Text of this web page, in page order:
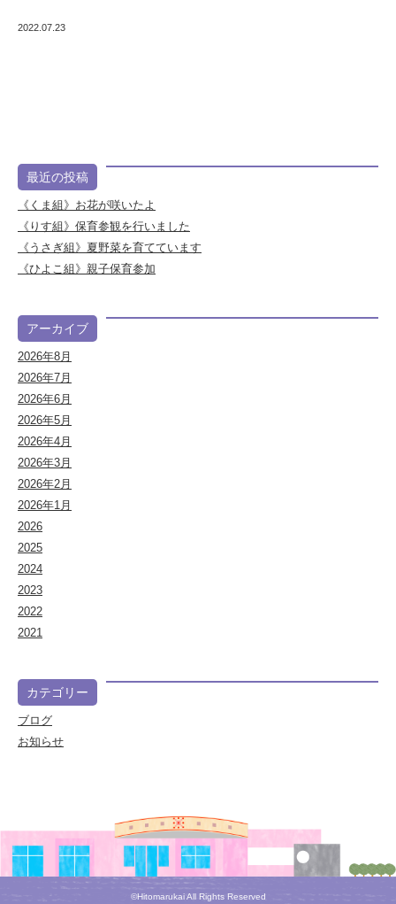
2022.07.23
最近の投稿
《くま組》お花が咲いたよ
《りす組》保育参観を行いました
《うさぎ組》夏野菜を育てています
《ひよこ組》親子保育参加
アーカイブ
2026年8月
2026年7月
2026年6月
2026年5月
2026年4月
2026年3月
2026年2月
2026年1月
2026
2025
2024
2023
2022
2021
カテゴリー
ブログ
お知らせ
©Hitomarukai All Rights Reserved